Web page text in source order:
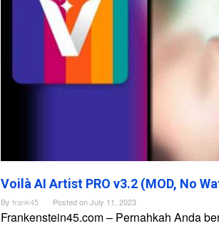
Voilà AI Artist PRO v3.2 (MOD, No
By frank45 Posted onJuly 11, 2023
Frankenstein45.com – Pernahkah Anda